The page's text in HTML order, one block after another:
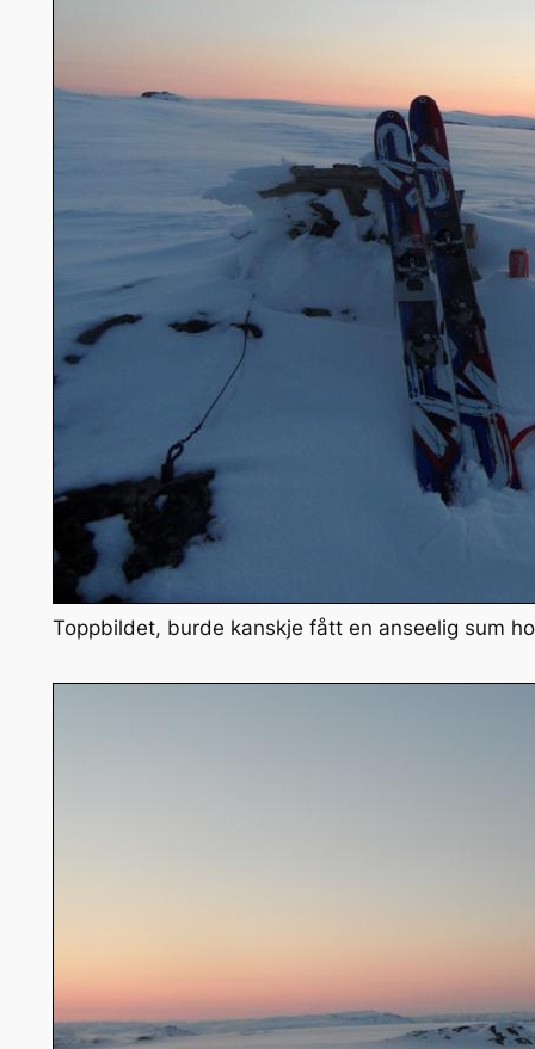
Toppbildet, burde kanskje fått en anseelig sum